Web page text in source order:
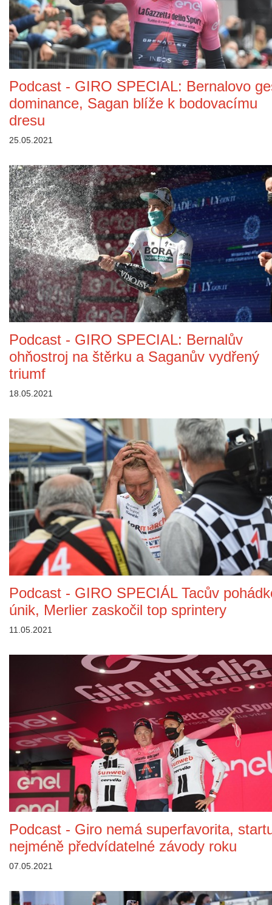
Podcast - GIRO SPECIAL: Bernalovo
dominance, Sagan blíže k bodovacímu
dresu
25.05.2021
Podcast - GIRO SPECIAL: Bernalův
ohňostroj na štěrku a Saganův vydřený
triumf
18.05.2021
Podcast - GIRO SPECIÁL Tacův
únik, Merlier zaskočil top sprintery
11.05.2021
Podcast - Giro nemá superfavorita,
nejméně předvídatelné závody roku
07.05.2021